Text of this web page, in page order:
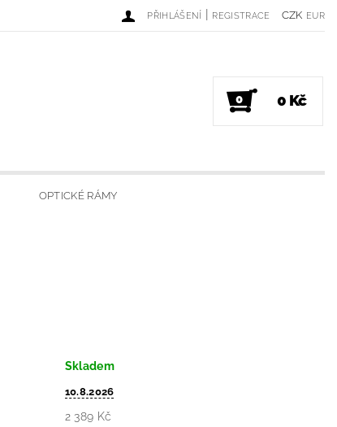
CZK EUR
PŘIHLÁŠENÍ | REGISTRACE
0 0 Kč
OPTICKÉ RÁMY
Skladem
10.8.2026
2 389 Kč